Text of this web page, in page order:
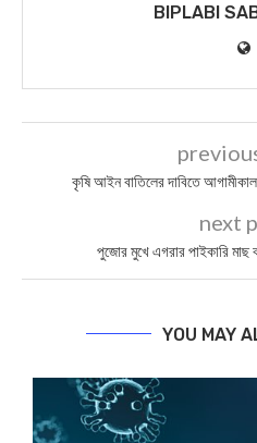
BIPLABI
কৃষি আইন বাতিলের দাবিতে
next
পুজোর মুখে এগরার পাইকারি মাছ
YOU MAY